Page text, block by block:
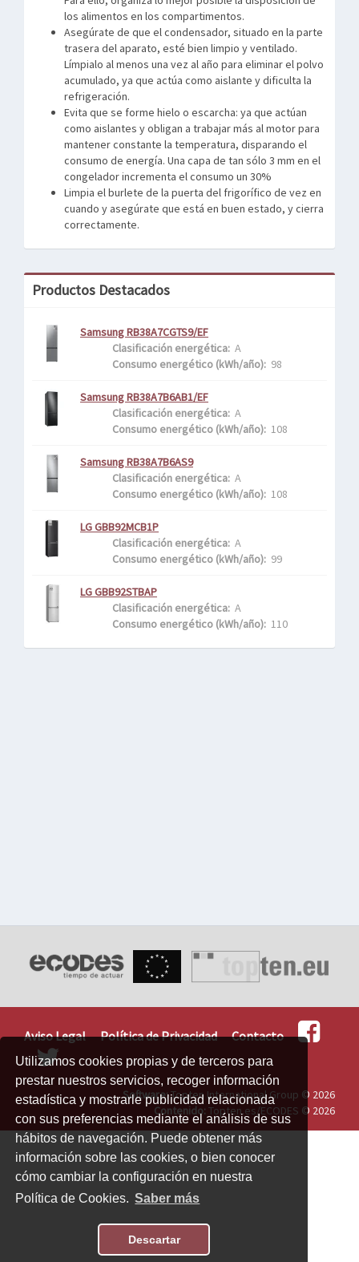
Utilizamos cookies propias y de terceros para
prestar nuestros servicios, recoger información
estadística y mostrarle publicidad relacionada
con sus preferencias mediante el análisis de sus
hábitos de navegación. Puede obtener más
información sobre las cookies, o bien conocer
cómo cambiar la configuración en nuestra
Política de Cookies. Saber más
Descartar
los alimentos en los compartimentos.
Asegúrate de que el condensador, situado en la parte
trasera del aparato, esté bien limpio y ventilado.
Límpialo al menos una vez al año para eliminar el polvo
acumulado, ya que actúa como aislante y dificulta la
refrigeración.
Evita que se forme hielo o escarcha: ya que actúan
como aislantes y obligan a trabajar más al motor para
mantener constante la temperatura, disparando el
consumo de energía. Una capa de tan sólo 3 mm en el
congelador incrementa el consumo un 30%
Limpia el burlete de la puerta del frigorífico de vez en
cuando y asegúrate que está en buen estado, y cierra
correctamente.
Productos Destacados
Samsung RB38A7CGTS9/EF
Clasificación energética: A
Consumo energético (kWh/año): 98
Samsung RB38A7B6AB1/EF
Clasificación energética: A
Consumo energético (kWh/año): 108
Samsung RB38A7B6AS9
Clasificación energética: A
Consumo energético (kWh/año): 108
LG GBB92MCB1P
Clasificación energética: A
Consumo energético (kWh/año): 99
LG GBB92STBAP
Clasificación energética: A
Consumo energético (kWh/año): 110
Aviso Legal Política de Privacidad Contacto
Software:Topten International Group © 2026
Contenido: Topten.es/ECODES © 2026